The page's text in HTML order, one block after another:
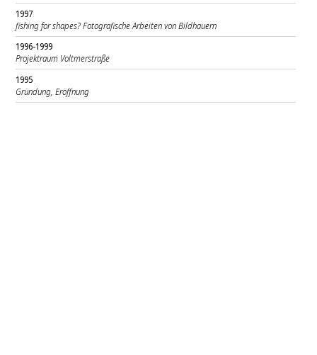
1997
fishing for shapes? Fotografische Arbeiten von Bildhauern
1996-1999
Projektraum Voltmerstraße
1995
Gründung, Eröffnung